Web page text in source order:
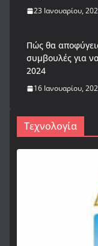
23 Ιανουαρίου,
Πώς θα
συμβουλές για
2024
16 Ιανουαρίου,
Τεχνολογία